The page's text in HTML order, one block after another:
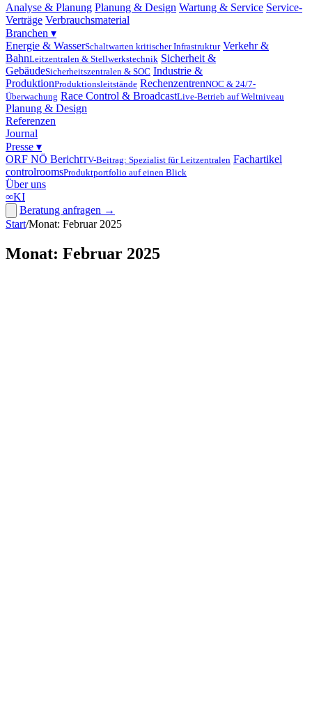
Analyse & Planung Planung & Design Wartung & Service Service-
Verträge Verbrauchsmaterial
Branchen ▾
Energie & WasserSchaltwarten kritischer Infrastruktur Verkehr &
BahnLeitzentralen & Stellwerkstechnik Sicherheit &
GebäudeSicherheitszentralen & SOC Industrie &
ProduktionProduktionsleitstände RechenzentrenNOC & 24/7-
Überwachung Race Control & BroadcastLive-Betrieb auf Weltniveau
Planung & Design
Referenzen
Journal
Presse ▾
ORF NÖ BerichtTV-Beitrag: Spezialist für Leitzentralen Fachartikel
controlroomsProduktportfolio auf einen Blick
Über uns
∞KI
Beratung anfragen →
Start/Monat: Februar 2025
Monat: Februar 2025